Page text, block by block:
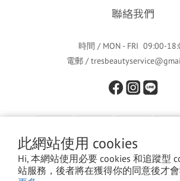
此網站使用 cookies
Hi, 本網站使用必要 cookies 和追蹤型
站服務，後者將在獲得你的同意後才會
聯絡我們
時間 / MON - FRI 09:00-
電郵 /